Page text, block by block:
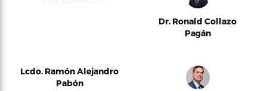
Dr. Ronald Collazo
Pagán
Lcdo. Ramón Alejandro
Pabón